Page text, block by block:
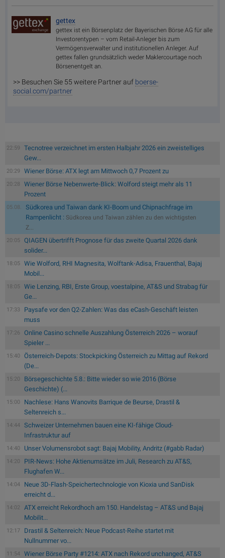
gettex
gettex ist ein Börsenplatz der Bayerischen Börse AG für alle
Investorentypen – vom Retail-Anleger bis zum
Vermögensverwalter und institutionellen Anleger. Auf
gettex fallen grundsätzlich weder Maklercourtage noch
Börsenentgelt an.
>> Besuchen Sie 55 weitere Partner auf boerse-
social.com/partner
22:59
Tecnotree verzeichnet im ersten Halbjahr 2026 ein zweistelliges
Gew...
20:29 Wiener Börse: ATX legt am Mittwoch 0,7 Prozent zu
20:28
Wiener Börse Nebenwerte-Blick: Wolford steigt mehr als 11
Prozent
05.08.
Südkorea und Taiwan dank KI-Boom und Chipnachfrage im
Rampenlicht : Südkorea und Taiwan zählen zu den wichtigsten
Z...
20:05
QIAGEN übertrifft Prognose für das zweite Quartal 2026 dank
solider...
18:05
Wie Wolford, RHI Magnesita, Wolftank-Adisa, Frauenthal, Bajaj
Mobil...
18:05
Wie Lenzing, RBI, Erste Group, voestalpine, AT&S und Strabag für
Ge...
17:33
Paysafe vor den Q2-Zahlen: Was das eCash-Geschäft leisten
muss
17:26
Online Casino schnelle Auszahlung Österreich 2026 – worauf
Spieler ...
15:40
Österreich-Depots: Stockpicking Österreich zu Mittag auf Rekord
(De...
15:20
Börsegeschichte 5.8.: Bitte wieder so wie 2016 (Börse
Geschichte) (...
15:00
Nachlese: Hans Wanovits Barrique de Beurse, Drastil &
Seltenreich s...
14:44
Schweizer Unternehmen bauen eine KI-fähige Cloud-
Infrastruktur auf
14:40 Unser Volumensrobot sagt: Bajaj Mobility, Andritz (#gabb Radar)
14:20
PIR-News: Hohe Aktienumsätze im Juli, Research zu AT&S,
Flughafen W...
14:04
Neue 3D-Flash-Speichertechnologie von Kioxia und SanDisk
erreicht d...
14:02
ATX erreicht Rekordhoch am 150. Handelstag – AT&S und Bajaj
Mobilit...
12:17
Drastil & Seltenreich: Neue Podcast-Reihe startet mit
Nullnummer vo...
11:54
Wiener Börse Party #1214: ATX nach Rekord unchanged, AT&S